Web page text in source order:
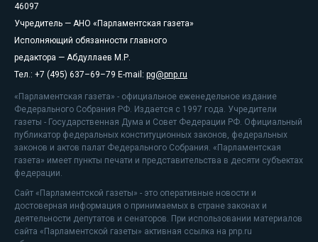
46097
Учредитель — АНО «Парламентская газета»
Исполняющий обязанности главного
редактора — Абдуллаев М.Р.
Тел.: +7 (495) 637–69–79 E-mail: pg@pnp.ru
«Парламентская газета» - официальное еженедельное издание
Федерального Собрания РФ. Издается с 1997 года. Учредители
газеты - Государственная Дума и Совет Федерации РФ. Официальный
публикатор федеральных конституционных законов, федеральных
законов и актов палат Федерального Собрания. «Парламентская
газета» имеет пункты печати и представительства в десяти субъектах
федерации.
Сайт «Парламентской газеты» - это оперативные новости и
достоверная информация о принимаемых в стране законах и
деятельности депутатов и сенаторов. При использовании материалов
сайта «Парламентской газеты» активная ссылка на pnp.ru